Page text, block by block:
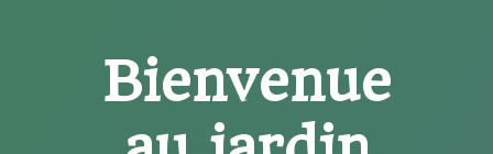
Bienvenue